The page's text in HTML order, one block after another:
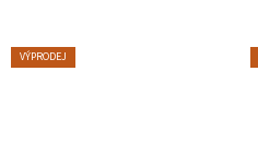
VÝPRODEJ